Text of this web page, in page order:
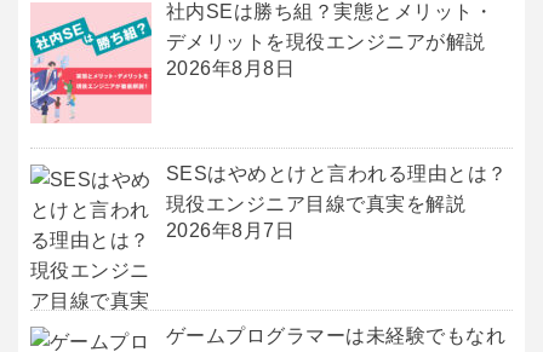
社内SEは勝ち組？実態とメリット・
デメリットを現役エンジニアが解説
2026年8月8日
SESはやめとけと言われる理由とは？
現役エンジニア目線で真実を解説
2026年8月7日
ゲームプログラマーは未経験でもなれ